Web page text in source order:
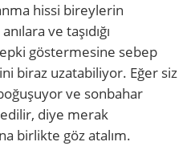
hissi bireylerin
ve taşıdığı
göstermesine sebep
biraz uzatabiliyor. Eğer siz
ve sonbahar
diye merak
birlikte göz atalım.